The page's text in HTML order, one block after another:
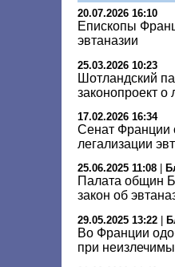
20.07.2026 16:10
Епископы
эвтаназии
25.03.2026 10:23
Шотландский
законопроект о
17.02.2026 16:34
Сенат Франции
легализации
25.06.2025 11:08
Палата общин
закон об
29.05.2025 13:22 |
Во Франции
при